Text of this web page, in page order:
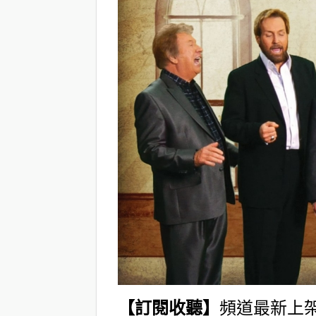
【訂閱收聽】 頻道最新上